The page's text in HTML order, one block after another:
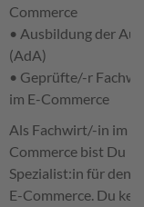
Commerce
• Ausbildung der
(AdA)
• Geprüfte/-r
im E-Commerce
Als Fachwirt/-in im E-
Commerce bist Du
Spezialist:in für den
E-Commerce. Du